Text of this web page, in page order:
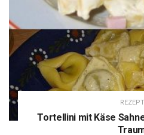
Tortellini mit Käse